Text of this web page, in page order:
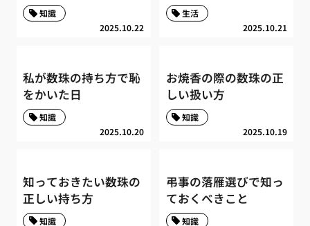
2025.10.22
知識
2025.10.21
生活
私が数珠の持ち方で恥
をかいた日
2025.10.20
知識
お焼香の際の数珠の正
しい扱い方
2025.10.19
知識
知っておきたい数珠の
正しい持ち方
知識
弔事の落雁選びで知っ
ておくべきこと
知識